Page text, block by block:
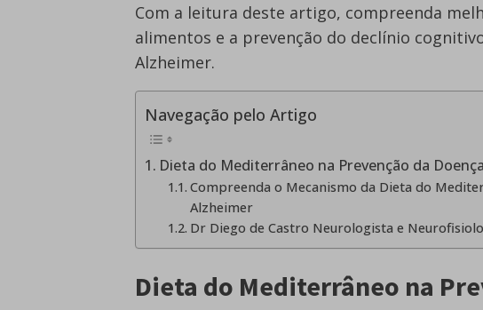
Com a leitura deste artigo, compreenda
alimentos e a prevenção do declínio
Alzheimer.
Navegação pelo Artigo
Dieta do Mediterrâneo na Prevenção da
Compreenda o Mecanismo da Dieta do
Alzheimer
Dr Diego de Castro Neurologista e
Dieta do Mediterrâneo na